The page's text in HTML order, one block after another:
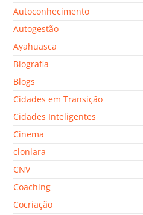
Autoconhecimento
Autogestão
Ayahuasca
Biografia
Blogs
Cidades em Transição
Cidades Inteligentes
Cinema
clonlara
CNV
Coaching
Cocriação